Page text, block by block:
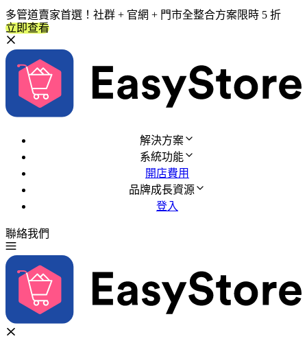
多管道賣家首選！社群 + 官網 + 門市全整合方案限時 5 折
立即查看
解決方案
系統功能
開店費用
品牌成長資源
登入
聯絡我們